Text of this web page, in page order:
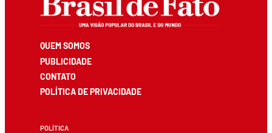
QUEM SOMOS
PUBLICIDADE
CONTATO
POLÍTICA DE PRIVACIDADE
POLÍTICA